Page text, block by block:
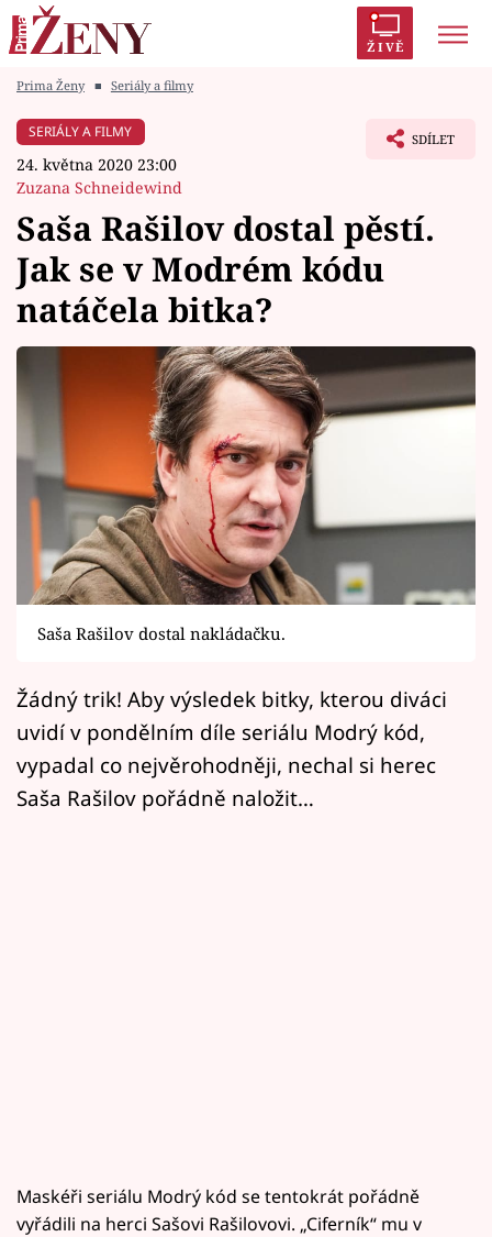
ŽIVĚ
Módní alarm
Témata
Celebrity
Seriály
Horoskopy
Sledujte prima+
Filmový festival Karlovy Vary
Mámy sobě
Přihlášení
Prima Ženy ■ Seriály a filmy
SERIÁLY A FILMY
24. května 2020 23:00
Zuzana Schneidewind
SDÍLET
Saša Rašilov dostal pěstí.
Jak se v Modrém kódu
natáčela bitka?
Saša Rašilov dostal nakládačku.
Žádný trik! Aby výsledek bitky, kterou diváci
uvidí v pondělním díle seriálu Modrý kód,
vypadal co nejvěrohodněji, nechal si herec
Saša Rašilov pořádně naložit…
Maskéři seriálu Modrý kód se tentokrát pořádně
vyřádili na herci Sašovi Rašilovovi. „Ciferník“ mu v